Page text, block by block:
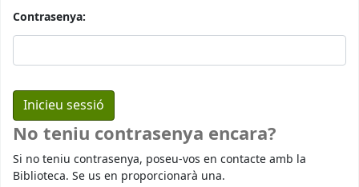
Contrasenya:
No teniu contrasenya encara?
Si no teniu contrasenya, poseu-vos en contacte amb la
Biblioteca. Se us en proporcionarà una.